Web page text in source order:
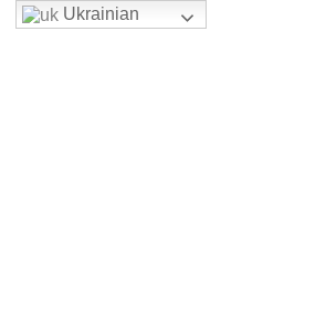
Ukrainian